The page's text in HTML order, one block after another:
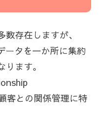
存在しますが、
ータを一か所に集約
ます。
客との関係管理に特